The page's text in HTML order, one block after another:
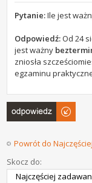
Pytanie:Ile jest
Odpowiedź:Od 24
jest ważny
zniosła
egzaminu
Odpowiedz
Powrót do
Skocz do: